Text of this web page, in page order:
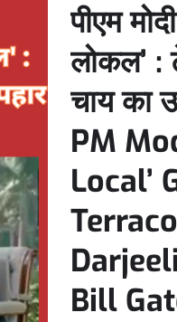
पीएम
लोकल’ :
चाय का
PM
Local’
Bill